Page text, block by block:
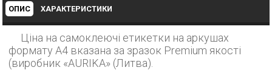
ОПИС ХАРАКТЕРИСТИКИ
Ціна на самоклеючі етикетки на аркушах
формату А4 вказана за зразок Premium якості
(виробник «AURIKA» (Литва).